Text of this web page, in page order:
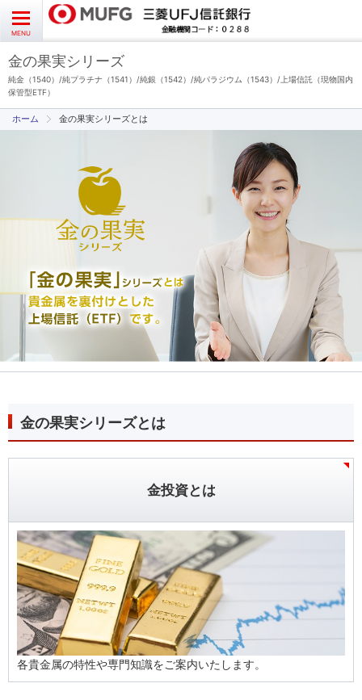
CLOSE
MENU
金の果実シリーズとは
金の果実シリーズとは
金投資とは
各貴金属の特性や専門知識をご案内いたします。
金の果実シリーズ
純金（1540）/純プラチナ（1541）/純銀（1542）/純パラジウム（1543）/上場信託（現物国内
保管型ETF）
金の果実シリーズとは
特徴とメリット
データ・レポート
よくあるご質問 お問い合わせ